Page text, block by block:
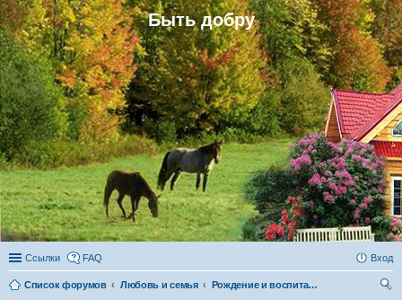
Быть добру
Ссылки FAQ Вход
Список форумов Любовь и семья
Рождение и воспитание счастливых детей